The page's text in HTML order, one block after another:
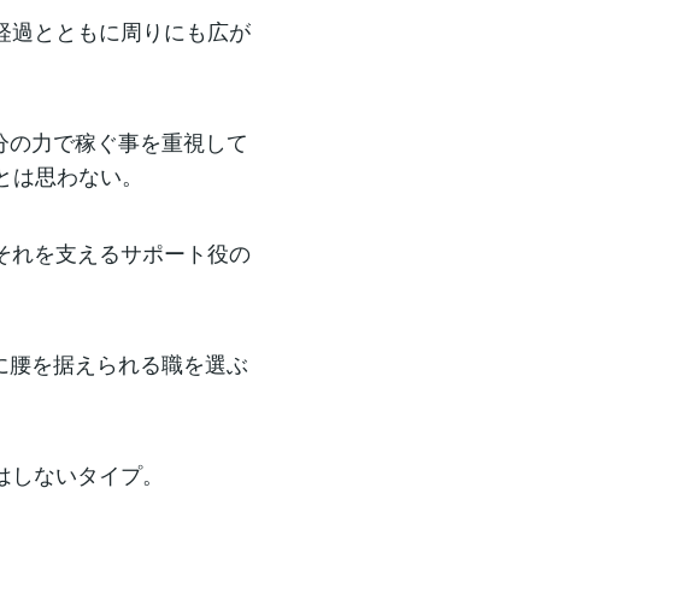
とともに周りにも広が
力で稼ぐ事を重視して
思わない。
を支えるサポート役の
を据えられる職を選ぶ
ないタイプ。